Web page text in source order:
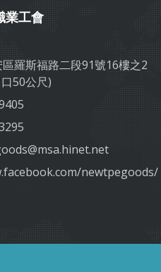
業工會
羅斯福路二段91號16樓之2
50公尺)
newtpegoods/